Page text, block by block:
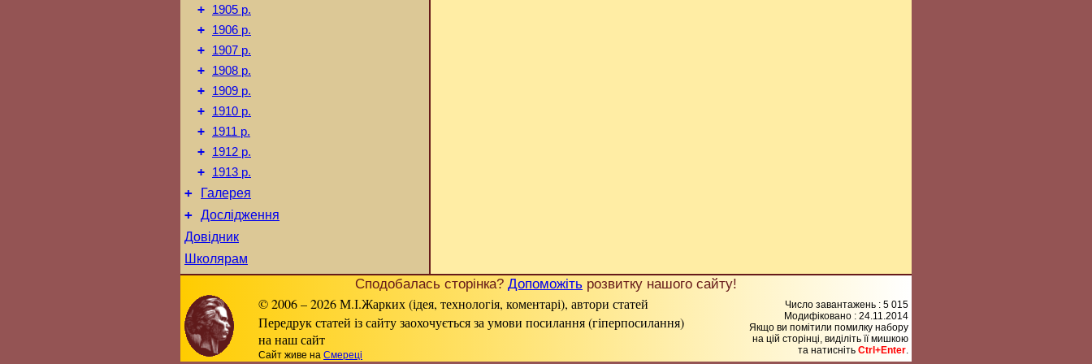
+ 1905 р.
+ 1906 р.
+ 1907 р.
+ 1908 р.
+ 1909 р.
+ 1910 р.
+ 1911 р.
+ 1912 р.
+ 1913 р.
+ Галерея
+ Дослідження
Довідник
Школярам
Сподобалась сторінка? Допоможіть розвитку нашого сайту!
© 2006 – 2026 М.І.Жарких (ідея, технологія, коментарі), автори статей
Передрук статей із сайту заохочується за умови посилання (гіперпосилання)
на наш сайт
Сайт живе на Смереці
Число завантажень : 5 015
Модифіковано : 24.11.2014
Якщо ви помітили помилку набору
на цiй сторiнцi, видiлiть її мишкою
та натисніть Ctrl+Enter.